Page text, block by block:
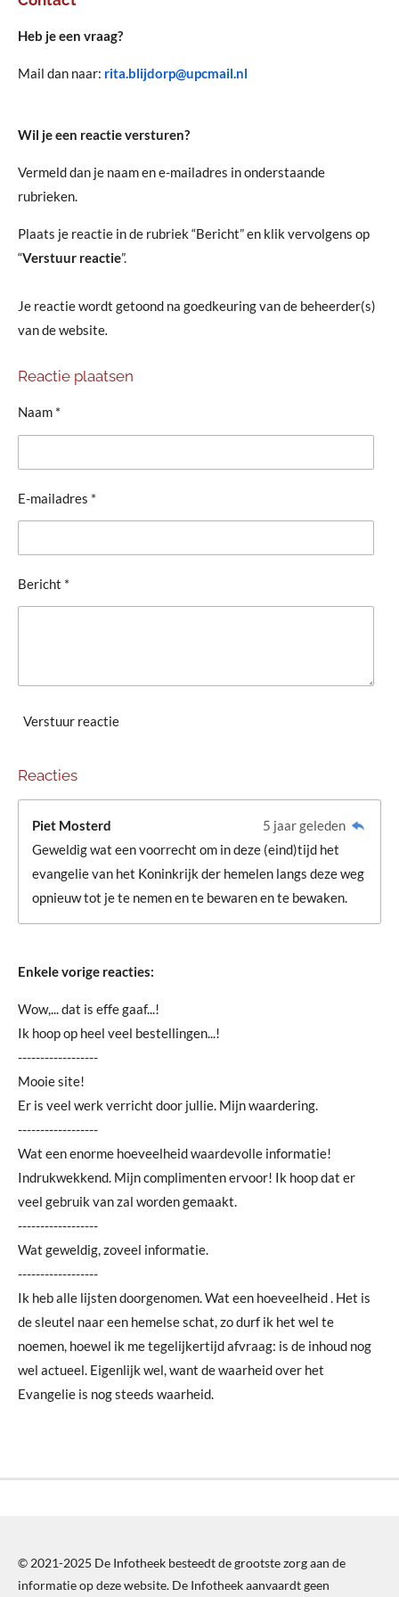
Heb je een vraag?
Mail dan naar: rita.blijdorp@upcmail.nl
Wil je een reactie versturen?
Vermeld dan je naam en e-mailadres in onderstaande
rubrieken.
Plaats je reactie in de rubriek “Bericht” en klik vervolgens op
“Verstuur reactie”.
Je reactie wordt getoond na goedkeuring van de beheerder(s)
van de website.
Reactie plaatsen
Naam *
E-mailadres *
Bericht *
Verstuur reactie
Reacties
Piet Mosterd
5 jaar geleden
Geweldig wat een voorrecht om in deze (eind)tijd het
evangelie van het Koninkrijk der hemelen langs deze weg
opnieuw tot je te nemen en te bewaren en te bewaken.
Enkele vorige reacties:
Wow,... dat is effe gaaf...!
Ik hoop op heel veel bestellingen...!
------------------
Mooie site!
Er is veel werk verricht door jullie. Mijn waardering.
------------------
Wat een enorme hoeveelheid waardevolle informatie!
Indrukwekkend. Mijn complimenten ervoor! Ik hoop dat er
veel gebruik van zal worden gemaakt.
------------------
Wat geweldig, zoveel informatie.
------------------
Ik heb alle lijsten doorgenomen. Wat een hoeveelheid . Het is
de sleutel naar een hemelse schat, zo durf ik het wel te
noemen, hoewel ik me tegelijkertijd afvraag: is de inhoud nog
wel actueel. Eigenlijk wel, want de waarheid over het
Evangelie is nog steeds waarheid.
© 2021-2025 De Infotheek besteedt de grootste zorg aan de
informatie op deze website. De Infotheek aanvaardt geen